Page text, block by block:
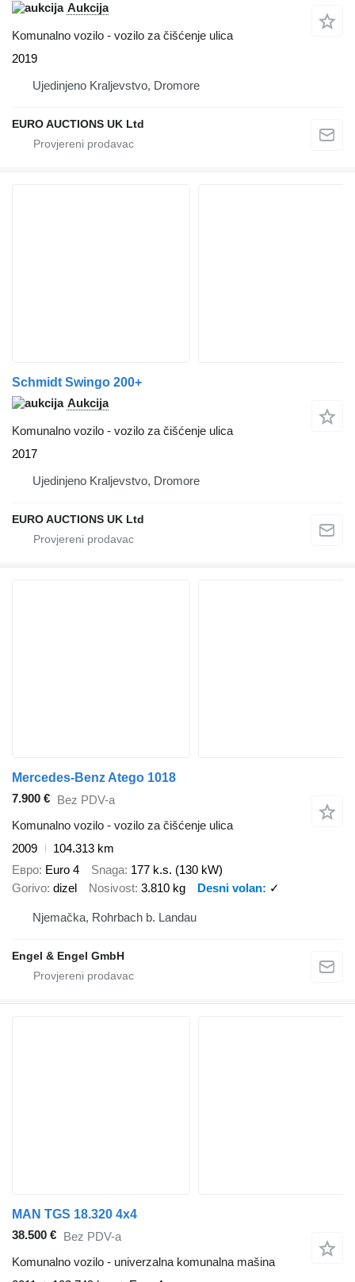
Aukcija
Komunalno vozilo - vozilo za čišćenje ulica
2019
Ujedinjeno Kraljevstvo, Dromore
EURO AUCTIONS UK Ltd
Schmidt Swingo 200+
Aukcija
Komunalno vozilo - vozilo za čišćenje ulica
2017
Ujedinjeno Kraljevstvo, Dromore
EURO AUCTIONS UK Ltd
Mercedes-Benz Atego 1018
7.900 € Bez PDV-a
Komunalno vozilo - vozilo za čišćenje ulica
2009
104.313 km
Евро Euro 4 Snaga 177 k.s. (130 kW)
Gorivo dizel Nosivost 3.810 kg Desni volan ✓
Njemačka, Rohrbach b. Landau
Engel & Engel GmbH
MAN TGS 18.320 4x4
38.500 € Bez PDV-a
Komunalno vozilo - univerzalna komunalna mašina